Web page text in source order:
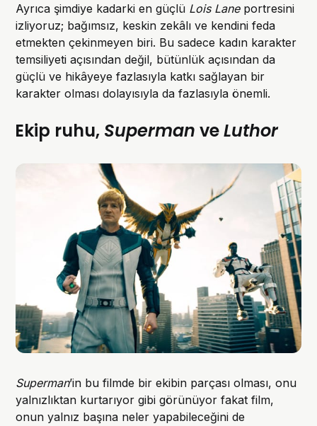
Ayrıca şimdiye kadarki en güçlü Lois Laneportresini
izliyoruz; bağımsız, keskin zekâlı ve kendini feda
etmekten çekinmeyen biri. Bu sadece kadın karakter
temsiliyeti açısından değil, bütünlük açısından da
güçlü ve hikâyeye fazlasıyla katkı sağlayan bir
karakter olması dolayısıyla da fazlasıyla önemli.
Ekip ruhu, SupermanveLuthor
Superman’in bu filmde bir ekibin parçası olması, onu
yalnızlıktan kurtarıyor gibi görünüyor fakat film,
onun yalnız başına neler yapabileceğini de